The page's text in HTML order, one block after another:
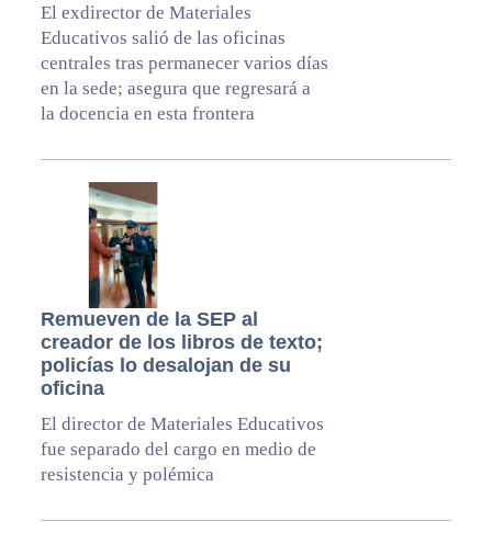
El exdirector de Materiales
Educativos salió de las oficinas
centrales tras permanecer varios días
en la sede; asegura que regresará a
la docencia en esta frontera
Remueven de la SEP al
creador de los libros de texto;
policías lo desalojan de su
oficina
El director de Materiales Educativos
fue separado del cargo en medio de
resistencia y polémica